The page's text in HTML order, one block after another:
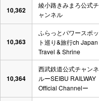
10,362
綾小路きみまろ公式チ
ャンネル
10,363
ふらっとパワースポッ
ト巡り&旅行ch Japan
Travel & Shrine
10,364
西武鉄道公式チャンネ
ルーSEIBU RAILWAY
Official Channelー